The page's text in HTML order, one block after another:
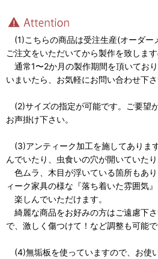
(1)こちらの商品は受注生産(オーダー
ご注文をいただいてから製作を致します
通常1〜2か月の製作期間を頂いてお
いまいたら、お気軽にお問い合わせ下さ
(2)サイズの指定が可能です。ご要望
お声掛け下さい。
(3)アンティーク加工を施してありま
んでいたり、虫食いの穴が開いていたり
色ムラ、木目が浮いている箇所もあ
ィーク家具の様な『落ち着いた雰囲気
楽しんでいただけます。
綺麗な商品をお好みの方はご遠慮下
で、激しく傷つけて！など調整も可能で
(4)無垢板を使っていますので、お使